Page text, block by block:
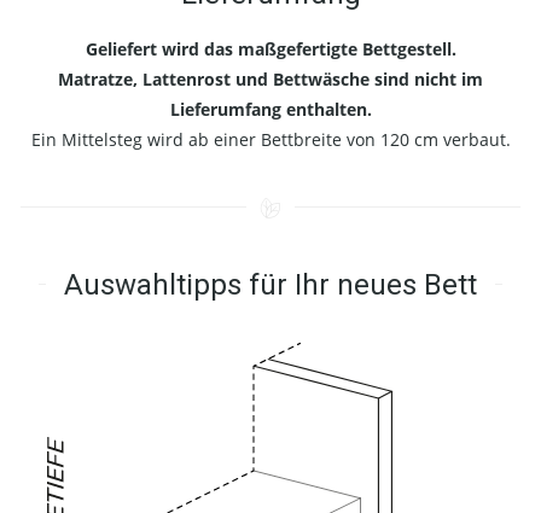
Geliefert wird das maßgefertigte Bettgestell.
Matratze, Lattenrost und Bettwäsche sind nicht im
Lieferumfang enthalten.
Ein Mittelsteg wird ab einer Bettbreite von 120 cm verbaut.
Auswahltipps für Ihr neues Bett